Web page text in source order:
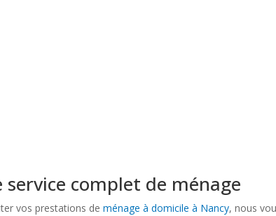
service complet de ménage
vos prestations deménage à domicile à Nancy, nous